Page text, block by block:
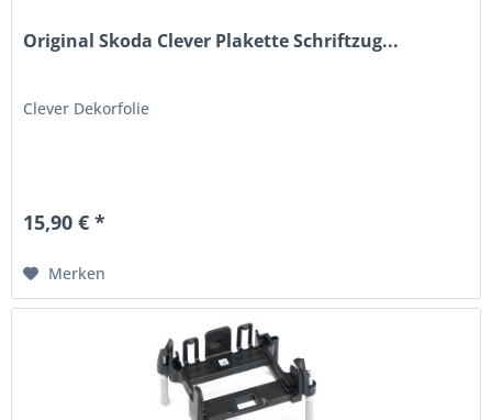
Original Skoda Clever Plakette Schriftzug...
Clever Dekorfolie
15,90 € *
Merken